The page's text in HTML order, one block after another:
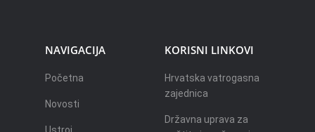
NAVIGACIJA
Početna
Novosti
KORISNI LINKOVI
Hrvatska vatrogasna
zajednica
Državna uprava za